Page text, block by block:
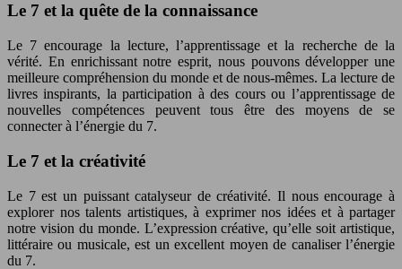
Le 7 et la quête de la connaissance
Le 7 encourage la lecture, l’apprentissage et la recherche de la
vérité. En enrichissant notre esprit, nous pouvons développer une
meilleure compréhension du monde et de nous-mêmes. La lecture de
livres inspirants, la participation à des cours ou l’apprentissage de
nouvelles compétences peuvent tous être des moyens de se
connecter à l’énergie du 7.
Le 7 et la créativité
Le 7 est un puissant catalyseur de créativité. Il nous encourage à
explorer nos talents artistiques, à exprimer nos idées et à partager
notre vision du monde. L’expression créative, qu’elle soit artistique,
littéraire ou musicale, est un excellent moyen de canaliser l’énergie
du 7.